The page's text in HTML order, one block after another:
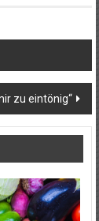
zu eintönig“